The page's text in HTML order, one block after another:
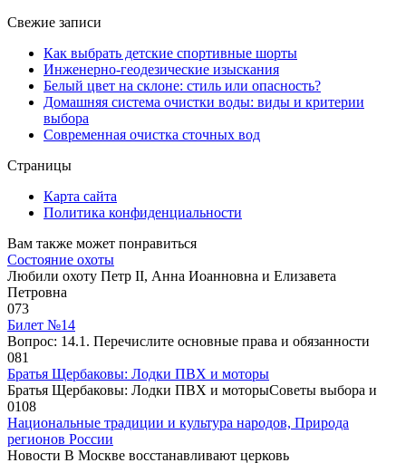
Свежие записи
Как выбрать детские спортивные шорты
Инженерно-геодезические изыскания
Белый цвет на склоне: стиль или опасность?
Домашняя система очистки воды: виды и критерии
выбора
Современная очистка сточных вод
Страницы
Карта сайта
Политика конфиденциальности
Вам также может понравиться
Состояние охоты
Любили охоту Петр II, Анна Иоанновна и Елизавета
Петровна
073
Билет №14
Вопрос: 14.1. Перечислите основные права и обязанности
081
Братья Щербаковы: Лодки ПВХ и моторы
Братья Щербаковы: Лодки ПВХ и моторыCоветы выбора и
0108
Национальные традиции и культура народов, Природа
регионов России
Новости В Москве восстанавливают церковь